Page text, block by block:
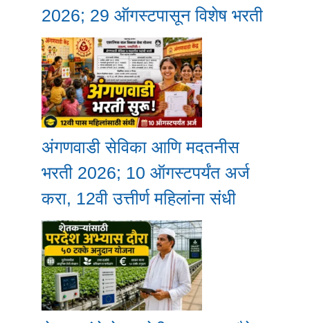
2026; 29 ऑगस्टपासून विशेष भरती
अंगणवाडी सेविका आणि मदतनीस
भरती 2026; 10 ऑगस्टपर्यंत अर्ज
करा, 12वी उत्तीर्ण महिलांना संधी